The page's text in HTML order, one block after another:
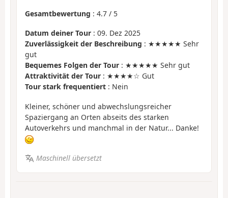
Gesamtbewertung : 4.7 / 5
Datum deiner Tour : 09. Dez 2025
Zuverlässigkeit der Beschreibung : ★★★★★ Sehr
gut
Bequemes Folgen der Tour : ★★★★★ Sehr gut
Attraktivität der Tour : ★★★★☆ Gut
Tour stark frequentiert : Nein
Kleiner, schöner und abwechslungsreicher
Spaziergang an Orten abseits des starken
Autoverkehrs und manchmal in der Natur... Danke!
Maschinell übersetzt